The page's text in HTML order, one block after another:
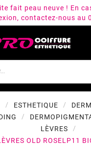
fait peau neuve ! En
contactez-nous au
ESTHETIQUE
LÈVRES
OLD ROSELP11